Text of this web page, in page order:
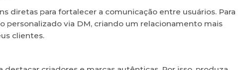
diretas para fortalecer a comunicação entre usuários. Para
personalizado via DM, criando um relacionamento mais
clientes.